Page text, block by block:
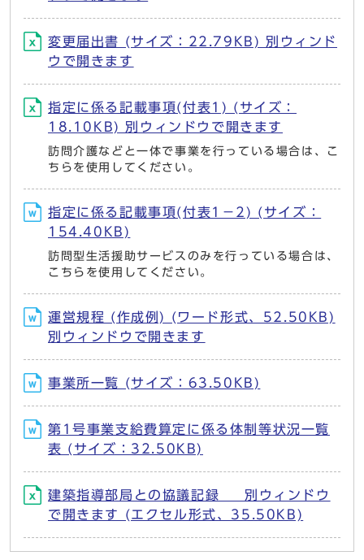
変更届出書 (サイズ：22.79KB) 別ウィンド
ウで開きます
指定に係る記載事項(付表1) (サイズ：
18.10KB) 別ウィンドウで開きます
訪問介護などと一体で事業を行っている場合は、こ
ちらを使用してください。
指定に係る記載事項(付表1－2) (サイズ：
154.40KB)
訪問型生活援助サービスのみを行っている場合は、
こちらを使用してください。
運営規程 (作成例) (ワード形式、52.50KB)
別ウィンドウで開きます
事業所一覧 (サイズ：63.50KB)
第1号事業支給費算定に係る体制等状況一覧
表 (サイズ：32.50KB)
建築指導部局との協議記録 別ウィンドウ
で開きます (エクセル形式、35.50KB)